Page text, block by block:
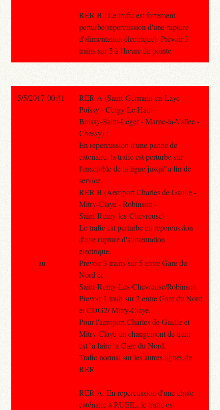
RER B : Le trafic est fortement
perturbé(répercussion d'une rupture
d'alimentation électrique). Prévoir 3
trains sur 5 à l'heure de pointe
5/5/2017 00:41
RER A (Saint-Germain-en-Laye -
Poissy - Cergy Le Haut-
Boissy-Saint-Leger - Marne-la-Vallee -
Chessy) :
En repercussion d'une panne de
catenaire, la trafic est perturbe sur
l'ensemble de la ligne jusqu'`a fin de
service.
RER B (Aeroport Charles de Gaulle -
Mitry-Claye - Robinson -
Saint-Remy-les-Chevreuse) :
Le trafic est perturbe en repercussion
d'une rupture d'alimentation
electrique.
Prevoir 3 trains sur 5 entre Gare du
Nord et
Saint-Remy-Les-Chevreuse/Robinson.
Prevoir 1 train sur 2 entre Gare du Nord
et CDG2/ Mitry-Claye.
Pour l'aeroport Charles de Gaulle et
Mitry-Claye un changement de train
est `a faire `a Gare du Nord.
Trafic normal sur les autres lignes de
RER.
RER A: En repercussion d'une chute
caténaire à RUEIL, le trafic est
au